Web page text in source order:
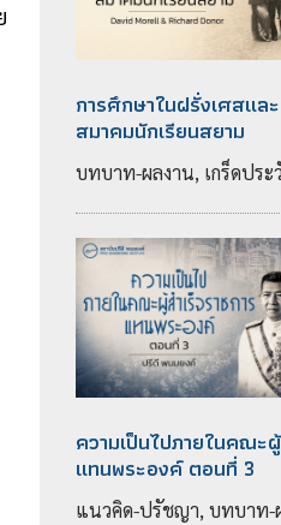
การศึกษาในฝรั่งเศสแล
สมาคมนักเรียนสยาม
บทบาท-ผลงาน, เกร็ดประ
ความเป็นไปภายในคณะผู้
แทนพระองค์ ตอนที่ 3
แนวคิด-ปรัชญา, บทบาท-